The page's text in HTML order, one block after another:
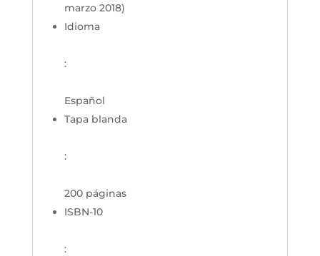
marzo 2018)
Idioma
:
Español
Tapa blanda
:
200 páginas
ISBN-10
: